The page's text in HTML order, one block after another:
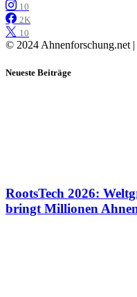
10
2K
10
© 2024 Ahnenforschung.net |
Neueste Beiträge
RootsTech 2026:
bringt Millionen